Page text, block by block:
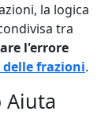
la logica
tra
l'errore
frazioni.
Aiuta